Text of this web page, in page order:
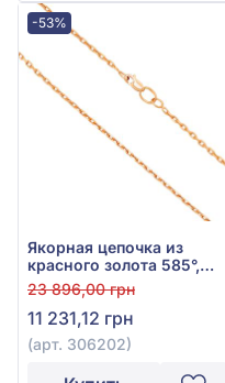
-53%
Якорная цепочка из
красного золота 585°,
без вставки, арт. 306202
23 896,00 грн
11 231,12 грн
(арт. 306202)